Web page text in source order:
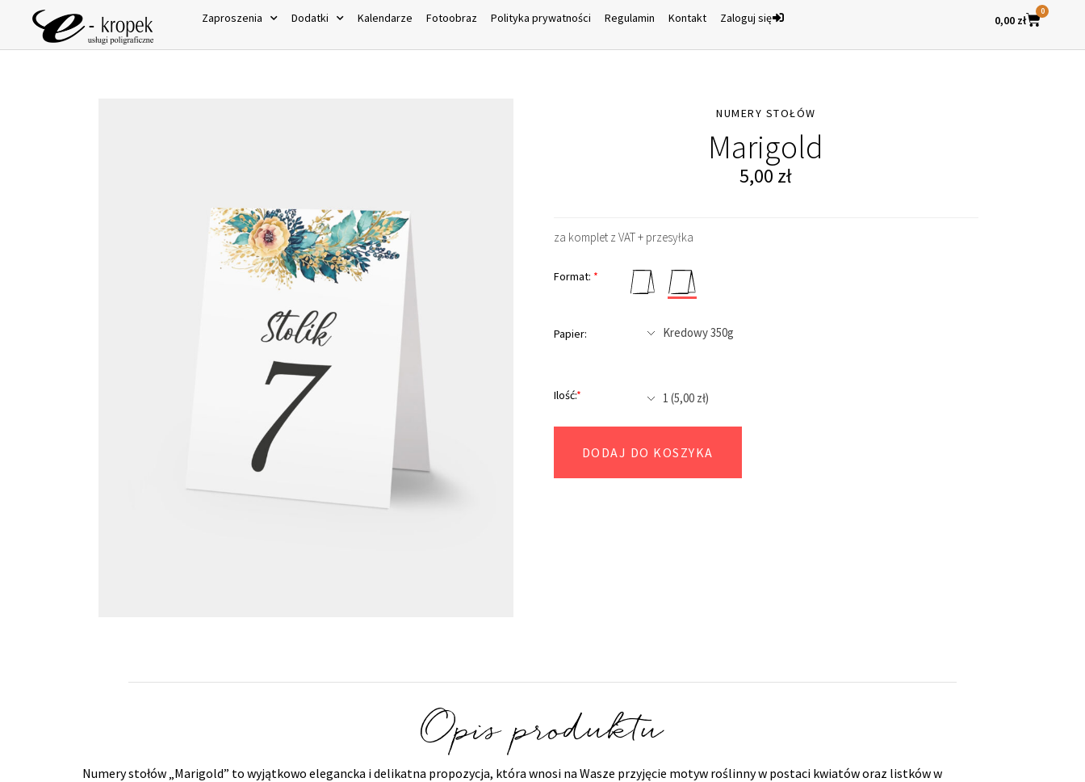
Zaproszenia Dodatki Kalendarze Fotoobraz Polityka prywatności Regulamin Kontakt Zaloguj się 0,00 zł
0
NUMERY STOŁÓW
Marigold
5,00 zł
za komplet z VAT + przesyłka
Format: *
Papier:
Ilość:*
DODAJ DO KOSZYKA
Opis produktu
Numery stołów „Marigold” to wyjątkowo elegancka i delikatna propozycja, która wnosi na Wasze przyjęcie motyw roślinny w postaci kwiatów oraz listków w